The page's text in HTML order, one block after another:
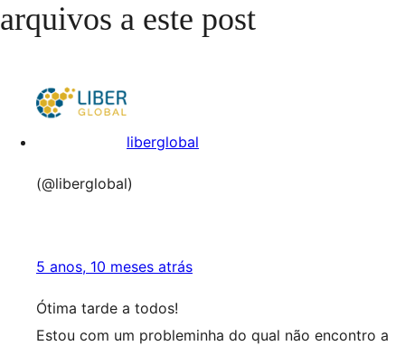
arquivos a este post
liberglobal
(@liberglobal)
5 anos, 10 meses atrás
Ótima tarde a todos!
Estou com um probleminha do qual não encontro a